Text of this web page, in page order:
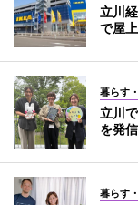
立川
で屋上
暮らす
立川
を発
暮らす